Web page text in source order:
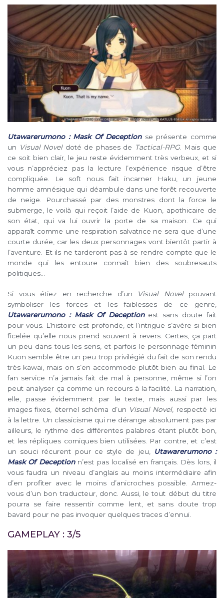
Utawarerumono : Mask Of Deceptionse présente comme
un Visual Noveldoté de phases de Tactical-RPG. Mais que
ce soit bien clair, le jeu reste évidemment très verbeux, et si
vous n’appréciez pas la lecture l’expérience risque d’être
compliquée. Le soft nous fait incarner Haku, un jeune
homme amnésique qui déambule dans une forêt recouverte
de neige. Pourchassé par des monstres dont la force le
submerge, le voilà qui reçoit l’aide de Kuon, apothicaire de
son état, qui va lui ouvrir la porte de sa maison. Ce qui
apparaît comme une respiration salvatrice ne sera que d’une
courte durée, car les deux personnages vont bientôt partir à
l’aventure. Et ils ne tarderont pas à se rendre compte que le
monde qui les entoure connaît bien des soubresauts
politiques…
Si vous étiez en recherche d’un Visual Novelpouvant
symboliser les forces et les faiblesses de ce genre,
Utawarerumono : Mask Of Deceptionest sans doute fait
pour vous. L’histoire est profonde, et l’intrigue s’avère si bien
ficelée qu’elle nous prend souvent à revers. Certes, ça part
un peu dans tous les sens, et parfois le personnage féminin
Kuon semble être un peu trop privilégié du fait de son rendu
très kawai, mais on s’en accommode plutôt bien au final. Le
fan service n’a jamais fait de mal à personne, même si l’on
peut analyser ça comme un recours à la facilité. La narration,
elle, passe évidemment par le texte, mais aussi par les
images fixes, éternel schéma d’un Visual Novel, respecté ici
à la lettre. Un classicisme qui ne dérange absolument pas par
ailleurs, le rythme des différentes palabres étant plutôt bon,
et les répliques comiques bien utilisées. Par contre, et c’est
un souci récurent pour ce style de jeu,
Utawarerumono :
Mask Of Deceptionn’est pas localisé en français. Dès lors, il
vous faudra un niveau d’anglais au moins intermédiaire afin
d’en profiter avec le moins d’anicroches possible. Armez-
vous d’un bon traducteur, donc. Aussi, le tout début du titre
pourra se faire ressentir comme lent, et sans doute trop
bavard pour ne pas invoquer quelques traces d’ennui.
GAMEPLAY : 3/5